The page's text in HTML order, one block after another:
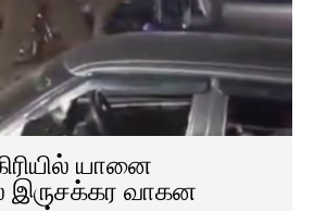
யானை
இருசக்கர வாகன